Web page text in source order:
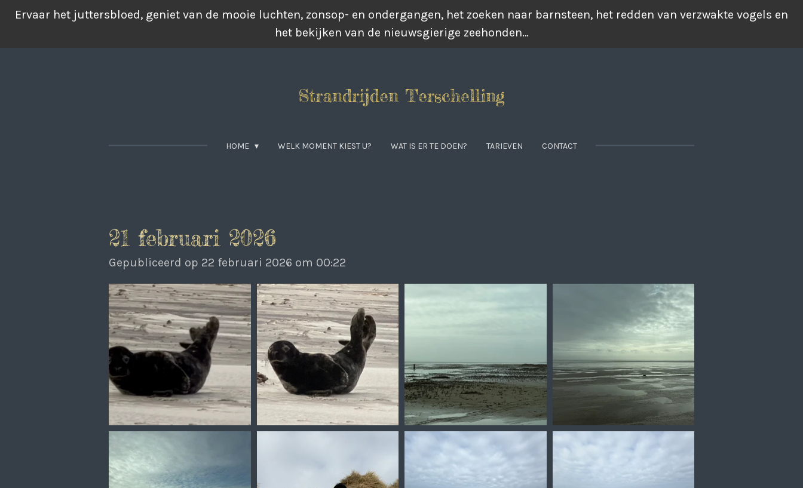
GaErvaar het juttersbloed, geniet van de mooie luchten, zonsop- en ondergangen, het zoeken naar barnsteen, het redden van verzwakte vogels en
het bekijken van de nieuwsgierige zeehonden…
Strandrijden Terschelling
HOME WELK MOMENT KIEST U? WAT IS ER TE DOEN? TARIEVEN CONTACT
21 februari 2026
Gepubliceerd op 22 februari 2026 om 00:22